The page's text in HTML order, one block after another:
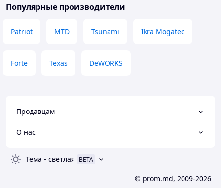
Популярные производители
Patriot MTD Tsunami Ikra Mogatec
Forte Texas DeWORKS
Продавцам
О нас
Тема - светлая BETA
© prom.md, 2009-2026